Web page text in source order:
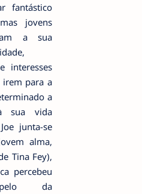
fantástico
jovens
a sua
interesses
irem para a
a
sua vida
junta-se
alma,
Tina Fey),
percebeu
da